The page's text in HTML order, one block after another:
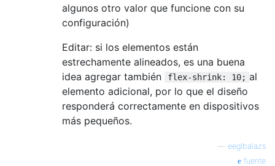
algunos otro valor que funcione con su
configuración)
Editar: si los elementos están
estrechamente alineados, es una buena
idea agregar también
flex-shrink: 10; al
elemento adicional, por lo que el diseño
responderá correctamente en dispositivos
más pequeños.
eeglbalazs
fuente